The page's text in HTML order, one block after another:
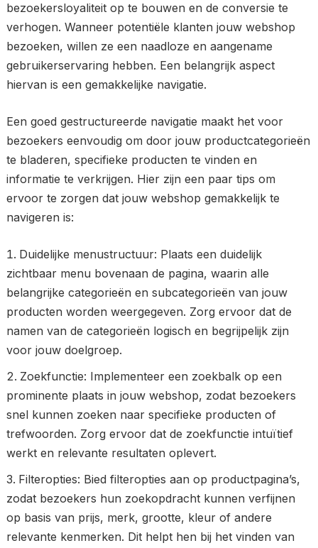
bezoekersloyaliteit op te bouwen en de conversie te
verhogen. Wanneer potentiële klanten jouw webshop
bezoeken, willen ze een naadloze en aangename
gebruikerservaring hebben. Een belangrijk aspect
hiervan is een gemakkelijke navigatie.
Een goed gestructureerde navigatie maakt het voor
bezoekers eenvoudig om door jouw productcategorieën
te bladeren, specifieke producten te vinden en
informatie te verkrijgen. Hier zijn een paar tips om
ervoor te zorgen dat jouw webshop gemakkelijk te
navigeren is:
Duidelijke menustructuur: Plaats een duidelijk
zichtbaar menu bovenaan de pagina, waarin alle
belangrijke categorieën en subcategorieën van jouw
producten worden weergegeven. Zorg ervoor dat de
namen van de categorieën logisch en begrijpelijk zijn
voor jouw doelgroep.
Zoekfunctie: Implementeer een zoekbalk op een
prominente plaats in jouw webshop, zodat bezoekers
snel kunnen zoeken naar specifieke producten of
trefwoorden. Zorg ervoor dat de zoekfunctie intuïtief
werkt en relevante resultaten oplevert.
Filteropties: Bied filteropties aan op productpagina’s,
zodat bezoekers hun zoekopdracht kunnen verfijnen
op basis van prijs, merk, grootte, kleur of andere
relevante kenmerken. Dit helpt hen bij het vinden van